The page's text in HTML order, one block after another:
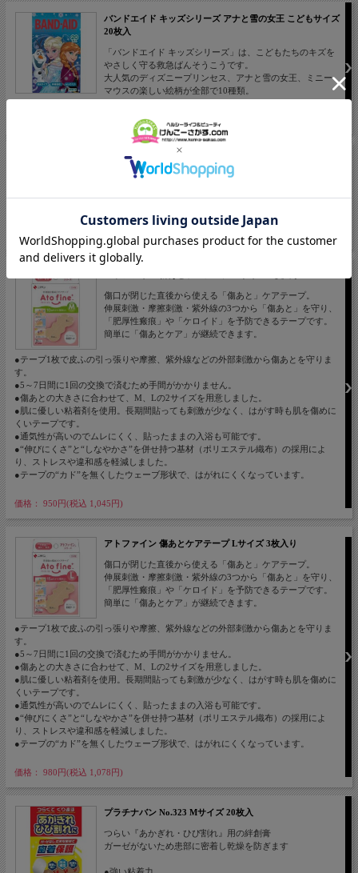
バンドエイド キッズシリーズ アナと雪の女王 こどもサイズ
20枚入
「バンドエイド キッズシリーズ」は、こどもたちのキズを
やさしく守る救急ばんそうこうです。
大人気のディズニープリンセス、アナと雪の女王、ミニー
マウスの楽しい絵柄が全部で10種類。
バンドエイド キズパワーパッド 水仕事用 10枚入
「キズパワーパッド」は、貼るだけで自然治癒力を高め
価格： 685円(税込 754円)
傷口が閉じた直後から使える「傷あと」ケアテープ。
伸展刺激・摩擦刺激・紫外線の3つから「傷あと」を守り、
「肥厚性瘢痕」や「ケロイド」を予防できるテープです。
簡単に「傷あとケア」が継続できます。
●テープ1枚で皮ふの引っ張りや摩擦、紫外線などの外部刺激から傷あとを守りま
す。
●5～7日間に1回の交換で済むため手間がかかりません。
●傷あとの大きさに合わせて、M、Lの2サイズを用意しました。
●肌に優しい粘着剤を使用。長期間貼っても刺激が少なく、はがす時も肌を傷めに
くいテープです。
●通気性が高いのでムレにくく、貼ったままの入浴も可能です。
●“伸びにくさ”と“しなやかさ”を併せ持つ基材（ポリエステル織布）の採用によ
り、ストレスや違和感を軽減しました。
●テープの“カド”を無くしたウェーブ形状で、はがれにくくなっています。
価格： 950円(税込 1,045円)
アトファイン 傷あとケアテープ Lサイズ 3枚入り
傷口が閉じた直後から使える「傷あと」ケアテープ。
伸展刺激・摩擦刺激・紫外線の3つから「傷あと」を守り、
「肥厚性瘢痕」や「ケロイド」を予防できるテープです。
簡単に「傷あとケア」が継続できます。
●テープ1枚で皮ふの引っ張りや摩擦、紫外線などの外部刺激から傷あとを守りま
す。
●5～7日間に1回の交換で済むため手間がかかりません。
●傷あとの大きさに合わせて、M、Lの2サイズを用意しました。
●肌に優しい粘着剤を使用。長期間貼っても刺激が少なく、はがす時も肌を傷めに
くいテープです。
●通気性が高いのでムレにくく、貼ったままの入浴も可能です。
●“伸びにくさ”と“しなやかさ”を併せ持つ基材（ポリエステル織布）の採用によ
り、ストレスや違和感を軽減しました。
●テープの“カド”を無くしたウェーブ形状で、はがれにくくなっています。
価格： 980円(税込 1,078円)
プラチナバン No.323 Mサイズ 20枚入
つらい『あかぎれ・ひび割れ』用の絆創膏
ガーゼがないため患部に密着し乾燥を防ぎます